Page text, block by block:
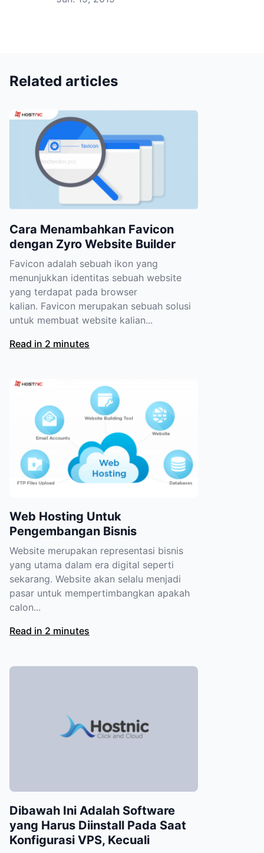
Related articles
Cara Menambahkan Favicon
dengan Zyro Website Builder
Favicon adalah sebuah ikon yang
menunjukkan identitas sebuah website
yang terdapat pada browser
kalian. Favicon merupakan sebuah solusi
untuk membuat website kalian...
Read in 2 minutes
Web Hosting Untuk
Pengembangan Bisnis
Website merupakan representasi bisnis
yang utama dalam era digital seperti
sekarang. Website akan selalu menjadi
pasar untuk mempertimbangkan apakah
calon...
Read in 2 minutes
Dibawah Ini Adalah Software
yang Harus Diinstall Pada Saat
Konfigurasi VPS, Kecuali